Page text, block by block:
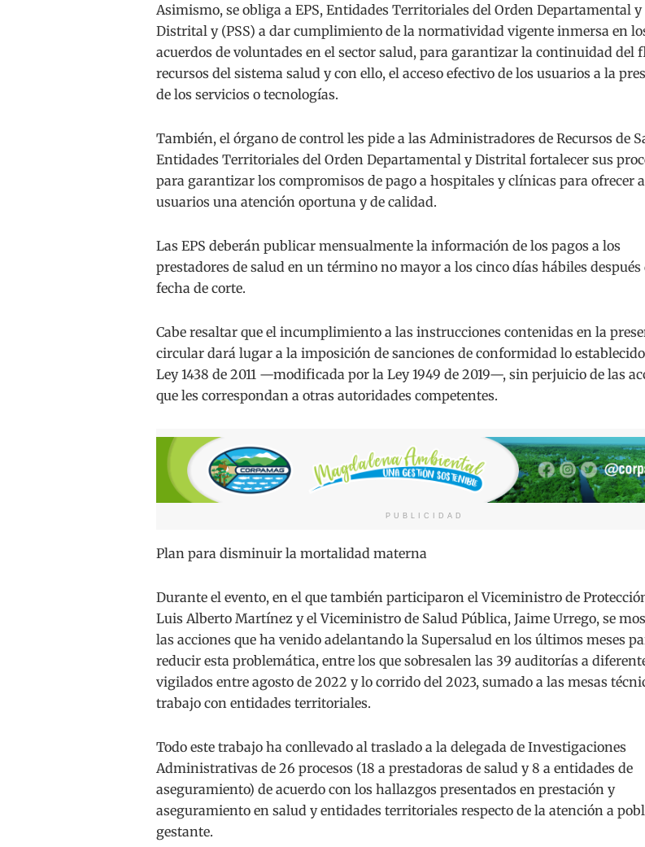
Asimismo, se obliga a EPS, Entidades Territoriales del Orden Departamental y
Distrital y (PSS) a dar cumplimiento de la normatividad vigente inmersa en
acuerdos de voluntades en el sector salud, para garantizar la continuidad del
recursos del sistema salud y con ello, el acceso efectivo de los usuarios a la
de los servicios o tecnologías.
También, el órgano de control les pide a las Administradores de Recursos de
Entidades Territoriales del Orden Departamental y Distrital fortalecer sus
para garantizar los compromisos de pago a hospitales y clínicas para ofrecer
usuarios una atención oportuna y de calidad.
Las EPS deberán publicar mensualmente la información de los pagos a los
prestadores de salud en un término no mayor a los cinco días hábiles después
fecha de corte.
Cabe resaltar que el incumplimiento a las instrucciones contenidas en la
circular dará lugar a la imposición de sanciones de conformidad lo
Ley 1438 de 2011 —modificada por la Ley 1949 de 2019—, sin perjuicio de las
que les correspondan a otras autoridades competentes.
PUBLICIDAD
Plan para disminuir la mortalidad materna
Durante el evento, en el que también participaron el Viceministro de
Luis Alberto Martínez y el Viceministro de Salud Pública, Jaime Urrego, se
las acciones que ha venido adelantando la Supersalud en los últimos meses
reducir esta problemática, entre los que sobresalen las 39 auditorías a
vigilados entre agosto de 2022 y lo corrido del 2023, sumado a las mesas
trabajo con entidades territoriales.
Todo este trabajo ha conllevado al traslado a la delegada de Investigaciones
Administrativas de 26 procesos (18 a prestadoras de salud y 8 a entidades de
aseguramiento) de acuerdo con los hallazgos presentados en prestación y
aseguramiento en salud y entidades territoriales respecto de la atención a
gestante.